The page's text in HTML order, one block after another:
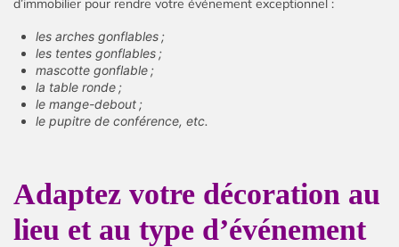
les arches gonflables ;
les tentes gonflables ;
mascotte gonflable ;
la table ronde ;
le mange-debout ;
le pupitre de conférence, etc.
Adaptez votre décoration au
lieu et au type d’événement